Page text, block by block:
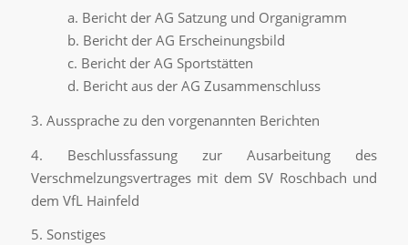
a. Bericht der AG Satzung und Organigramm
b. Bericht der AG Erscheinungsbild
c. Bericht der AG Sportstätten
d. Bericht aus der AG Zusammenschluss
3. Aussprache zu den vorgenannten Berichten
4.
Beschlussfassung zur Ausarbeitung
des
Verschmelzungsvertrages mit dem SV Roschbach und
dem VfL Hainfeld
5. Sonstiges